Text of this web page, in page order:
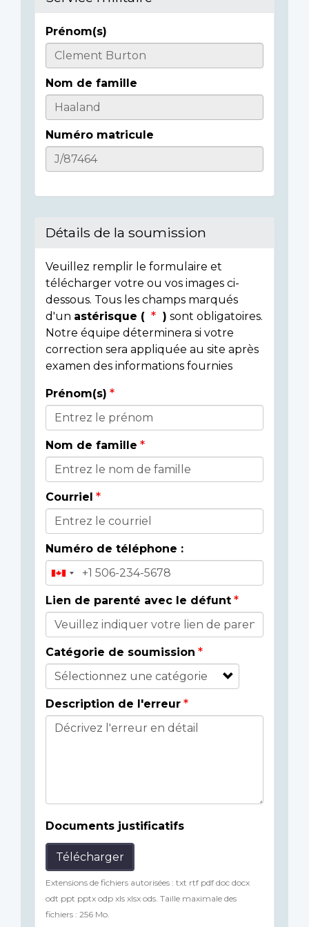
Casualty
Details
Prénom(s)
Nom de famille
Numéro matricule
Détails de la soumission
Veuillez remplir le formulaire et
télécharger votre ou vos images ci-
dessous. Tous les champs marqués
d'un astérisque ( ) sont obligatoires.
Notre équipe déterminera si votre
correction sera appliquée au site après
examen des informations fournies
Donor
Details
Prénom(s)
Nom de famille
Courriel
Numéro de téléphone :
Lien de parenté avec le défunt
Catégorie de soumission
Description de l'erreur
Documents justificatifs
Télécharger
Extensions de fichiers autorisées : txt rtf pdf doc docx
odt ppt pptx odp xls xlsx ods. Taille maximale des
fichiers : 256 Mo.